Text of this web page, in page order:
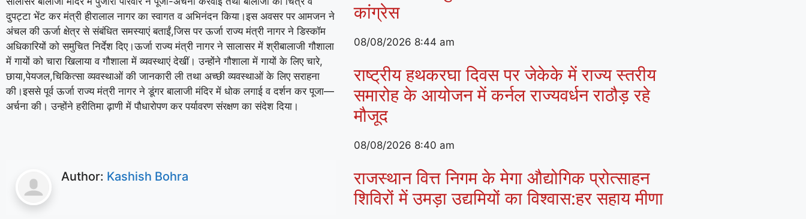
दुपट्टा भेंट कर मंत्री हीरालाल नागर का स्वागत व अभिनंदन किया।इस अवसर पर आमजन ने
अंचल की ऊर्जा क्षेत्र से संबंधित समस्याएं बताईं,जिस पर ऊर्जा राज्य मंत्री नागर ने डिस्कॉम
अधिकारियों को समुचित निर्देश दिए।ऊर्जा राज्य मंत्री नागर ने सालासर में श्रीबालाजी गौशाला
में गायों को चारा खिलाया व गौशाला में व्यवस्थाएं देखीं। उन्होंने गौशाला में गायों के लिए चारे,
छाया,पेयजल,चिकित्सा व्यवस्थाओं की जानकारी ली तथा अच्छी व्यवस्थाओं के लिए सराहना
की।इससे पूर्व ऊर्जा राज्य मंत्री नागर ने डूंगर बालाजी मंदिर में धोक लगाई व दर्शन कर पूजा—
अर्चना की। उन्होंने हरीतिमा ढ़ाणी में पौधारोपण कर पर्यावरण संरक्षण का संदेश दिया।
Author: Kashish Bohra
कांग्रेस
08/08/2026 8:44 am
राष्ट्रीय हथकरघा दिवस पर जेकेके में राज्य स्तरीय
समारोह के आयोजन में कर्नल राज्यवर्धन राठौड़ रहे
मौजूद
08/08/2026 8:40 am
राजस्थान वित्त निगम के मेगा औद्योगिक प्रोत्साहन
शिविरों में उमड़ा उद्यमियों का विश्वास:हर सहाय मीणा